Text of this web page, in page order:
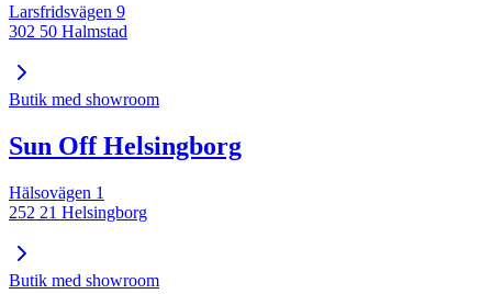
Larsfridsvägen 9
302 50 Halmstad
Butik med showroom
Sun Off Helsingborg
Hälsovägen 1
252 21 Helsingborg
Butik med showroom